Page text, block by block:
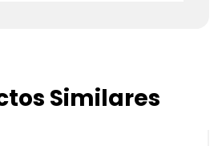
Similares